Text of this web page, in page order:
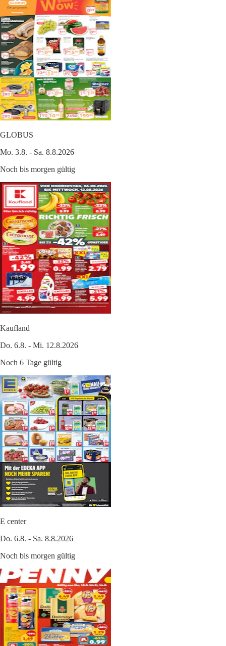
GLOBUS
Mo. 3.8. - Sa. 8.8.2026
Noch bis morgen gültig
Kaufland
Do. 6.8. - Mi. 12.8.2026
Noch 6 Tage gültig
E center
Do. 6.8. - Sa. 8.8.2026
Noch bis morgen gültig